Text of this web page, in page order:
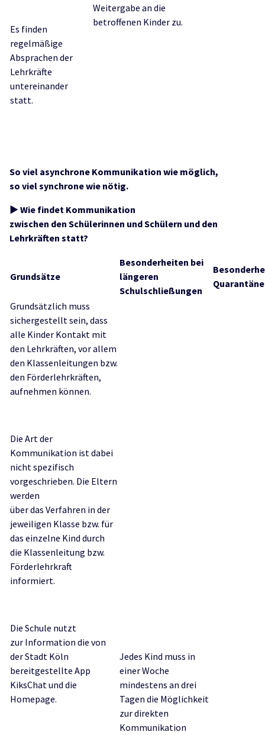
Es finden
regelmäßige
Absprachen der
Lehrkräfte
untereinander
statt.
Weitergabe an die
betroffenen Kinder zu.
So viel asynchrone Kommunikation wie möglich,
so viel synchrone wie nötig.
► Wie findet Kommunikation
zwischen den Schülerinnen und Schülern und den
Lehrkräften statt?
Grundsätze
Besonderheiten bei
längeren
Schulschließungen
Quarantäne
Grundsätzlich muss
sichergestellt sein, dass
alle Kinder Kontakt mit
den Lehrkräften, vor allem
den Klassenleitungen bzw.
den Förderlehrkräften,
aufnehmen können.
Die Art der
Kommunikation ist dabei
nicht spezifisch
vorgeschrieben. Die Eltern
werden
über das Verfahren in der
jeweiligen Klasse bzw. für
das einzelne Kind durch
die Klassenleitung bzw.
Förderlehrkraft
informiert.
Die Schule nutzt
zur Information die von
der Stadt Köln
bereitgestellte App
KiksChat und die
Homepage.
Jedes Kind muss in
einer Woche
mindestens an drei
Tagen die Möglichkeit
zur direkten
Kommunikation